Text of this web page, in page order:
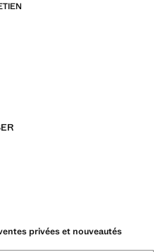
privées et nouveautés